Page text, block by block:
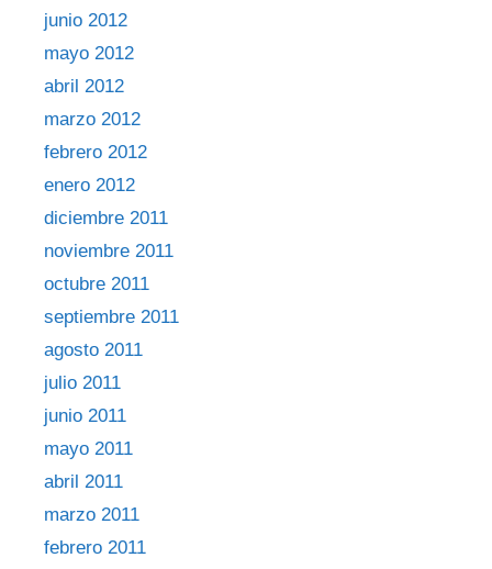
junio 2012
mayo 2012
abril 2012
marzo 2012
febrero 2012
enero 2012
diciembre 2011
noviembre 2011
octubre 2011
septiembre 2011
agosto 2011
julio 2011
junio 2011
mayo 2011
abril 2011
marzo 2011
febrero 2011